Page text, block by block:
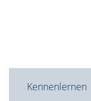
Kennenlernen